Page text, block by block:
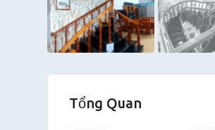
Tổng Quan